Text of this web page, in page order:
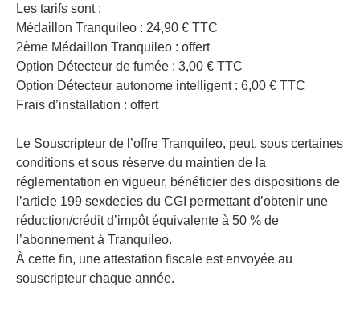
Les tarifs sont :
Médaillon Tranquileo : 24,90 € TTC
2ème Médaillon Tranquileo : offert
Option Détecteur de fumée : 3,00 € TTC
Option Détecteur autonome intelligent : 6,00 € TTC
Frais d’installation : offert
Le Souscripteur de l’offre Tranquileo, peut, sous certaines
conditions et sous réserve du maintien de la
réglementation en vigueur, bénéficier des dispositions de
l’article 199 sexdecies du CGI permettant d’obtenir une
réduction/crédit d’impôt équivalente à 50 % de
l’abonnement à Tranquileo.
À cette fin, une attestation fiscale est envoyée au
souscripteur chaque année.